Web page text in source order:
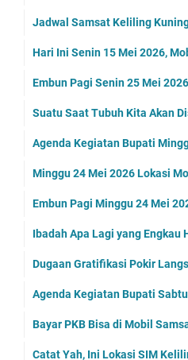
Jadwal Samsat Keliling
Hari Ini Senin 15 Mei 2026,
Embun Pagi Senin 25 Mei
Suatu Saat Tubuh Kita Akan
Agenda Kegiatan Bupati
Minggu 24 Mei 2026 Lokasi
Embun Pagi Minggu 24 Mei
Ibadah Apa Lagi yang Engkau
Dugaan Gratifikasi Pokir
Agenda Kegiatan Bupati
Bayar PKB Bisa di Mobil
Catat Yah, Ini Lokasi SIM